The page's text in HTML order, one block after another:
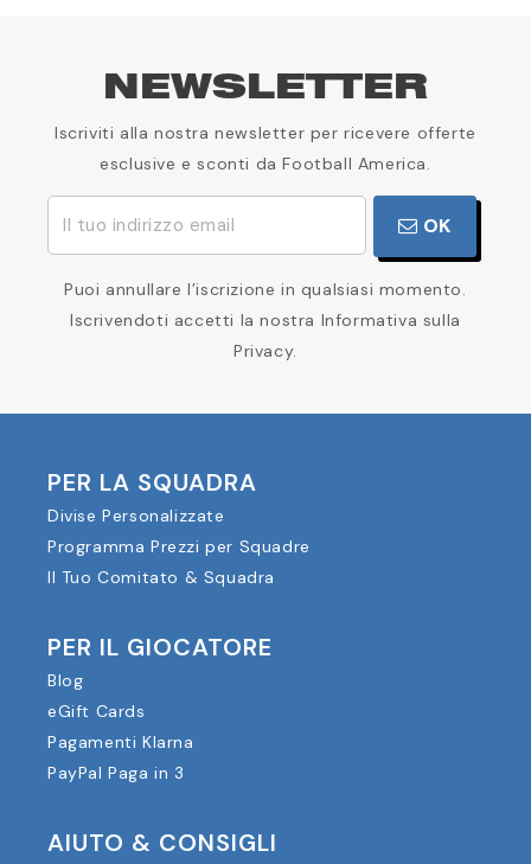
NEWSLETTER
Iscriviti alla nostra newsletter per ricevere offerte
esclusive e sconti da Football America.
OK
Puoi annullare l’iscrizione in qualsiasi momento.
Iscrivendoti accetti la nostra Informativa sulla
Privacy.
PER LA SQUADRA
Divise Personalizzate
Programma Prezzi per Squadre
Il Tuo Comitato & Squadra
PER IL GIOCATORE
Blog
eGift Cards
Pagamenti Klarna
PayPal Paga in 3
AIUTO & CONSIGLI